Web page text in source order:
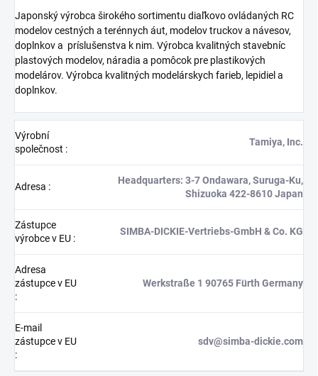
Japonský výrobca širokého sortimentu diaľkovo ovládaných RC
modelov cestných a terénnych áut, modelov truckov a návesov,
doplnkov a príslušenstva k nim. Výrobca kvalitných stavebníc
plastových modelov, náradia a pomôcok pre plastikových
modelárov. Výrobca kvalitných modelárskych farieb, lepidiel a
doplnkov.
Výrobní
společnost :
Tamiya, Inc.
Adresa :
Headquarters: 3-7 Ondawara, Suruga-Ku,
Shizuoka 422-8610 Japan
Zástupce
výrobce v EU :
SIMBA-DICKIE-Vertriebs-GmbH & Co. KG
Adresa
zástupce v EU
:
Werkstraße 1 90765 Fürth Germany
E-mail
zástupce v EU
:
sdv@simba-dickie.com